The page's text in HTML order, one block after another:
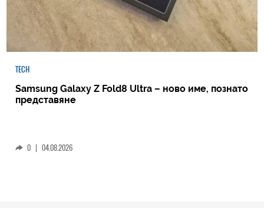
TECH
Samsung Galaxy Z Fold8 Ultra – ново име, познато
представяне
0 | 04.08.2026